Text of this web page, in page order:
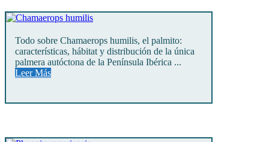
Todo sobre Chamaerops humilis, el palmito:
características, hábitat y distribución de la única
palmera autóctona de la Península Ibérica ...
Leer Más